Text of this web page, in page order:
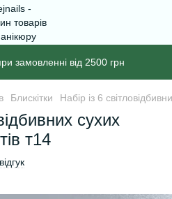
замовленні від 2500 грн
Блискітки Набір із 6
сухих
т14